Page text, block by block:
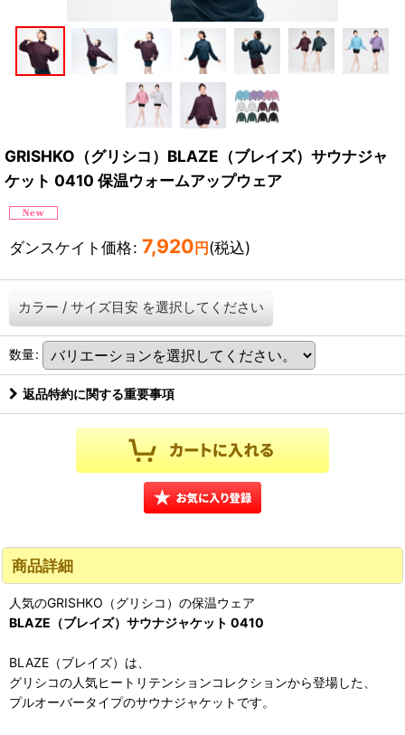
GRISHKO（グリシコ）BLAZE（ブレイズ）サウナジャ
ケット 0410 保温ウォームアップウェア
ダンスケイト価格: 7,920 円 (税込)
カラー / サイズ目安 を選択してください
数量:
返品特約に関する重要事項
商品詳細
人気のGRISHKO（グリシコ）の保温ウェア
BLAZE（ブレイズ）サウナジャケット 0410
BLAZE（ブレイズ）は、
グリシコの人気ヒートリテンションコレクションから登場した、
プルオーバータイプのサウナジャケットです。